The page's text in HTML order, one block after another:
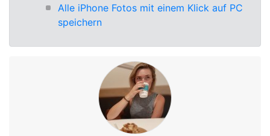
Alle iPhone Fotos mit einem Klick auf PC
speichern